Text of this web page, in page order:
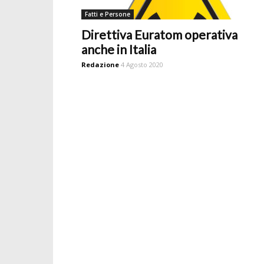
Fatti e Persone
Direttiva Euratom operativa
anche in Italia
Redazione 4 Agosto 2020